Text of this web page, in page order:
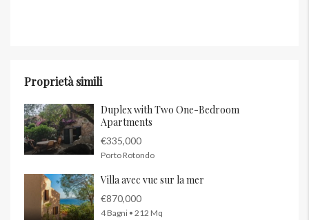
Proprietà simili
Duplex with Two One-Bedroom
Apartments
€335,000
Porto Rotondo
Villa avec vue sur la mer
€870,000
4 Bagni • 212 Mq